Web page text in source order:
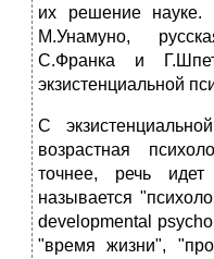
их решение
М.Унамуно,
С.Франка и
экзистенциальной
С
возрастная
точнее, речь
называется
developmental
"время жизни",